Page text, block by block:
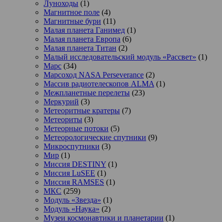
Луноходы (1)
Магнитное поле (4)
Магнитные бури (11)
Малая планета Ганимед (1)
Малая планета Европа (6)
Малая планета Титан (2)
Малый исследовательский модуль «Рассвет» (1)
Марс (34)
Марсоход NASA Perseverance (2)
Массив радиотелескопов ALMA (1)
Межпланетные перелеты (23)
Меркурий (3)
Метеоритные кратеры (7)
Метеориты (3)
Метеорные потоки (5)
Метеорологические спутники (9)
Микроспутники (3)
Мир (1)
Миссия DESTINY (1)
Миссия LuSEE (1)
Миссия RAMSES (1)
МКС (259)
Модуль «Звезда» (1)
Модуль «Наука» (2)
Музеи космонавтики и планетарии (1)